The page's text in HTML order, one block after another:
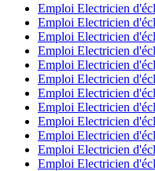
Emploi Electricien
Emploi Electricien
Emploi Electricien
Emploi Electricien
Emploi Electricien
Emploi Electricien
Emploi Electricien
Emploi Electricien
Emploi Electricien
Emploi Electricien
Emploi Electricien
Emploi Electricien